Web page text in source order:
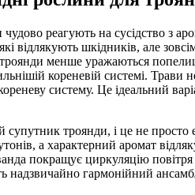
реагують на сусідство з
відлякують шкідників, але
менше уражаються
кореневій системі.
систему. Це ідеальний
троянди, і це не просто
а характерний аромат
покращує циркуляцію
гармонійний